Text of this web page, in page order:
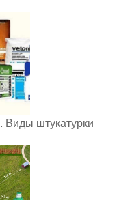
Виды штукатурки